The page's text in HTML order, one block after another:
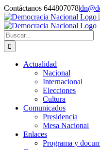
Saltar
al
contenido
Contáctanos 644807078|
Buscar:
Actualidad
Nacional
Internacional
Elecciones
Cultura
Comunicados
Presidencia
Mesa Nacional
Enlaces
Programa y